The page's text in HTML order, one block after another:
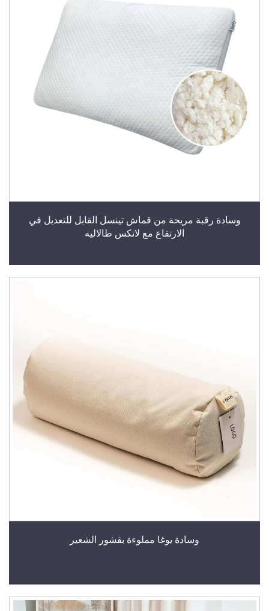
وسادة رقبة مريحة من قماش تينسل القابل للتعديل في
الارتفاع مع لاتكس طالاليه
وسادة يوغا مملوءة بقشور الشعير